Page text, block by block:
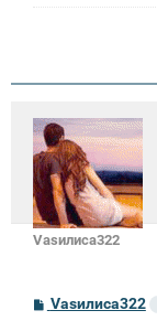
Vasилиса322
СVasилиса322